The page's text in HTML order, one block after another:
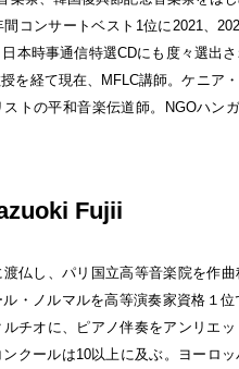
コンサートベスト1位に2021、
本時事通信特選CDにも度々選出
を経て現在、MFLC講師。ケニア
トの平和音楽伝道師。NGOハン
Fujii
仏し、パリ国立高等音楽院を作
・ノルマルを高等演奏家資格１
チオに、ピアノ伴奏をアンリエ
クールは10以上に及ぶ。ヨーロ